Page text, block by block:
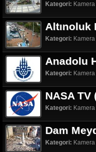
Kategori: Kamera
Altınoluk
Kategori: Kamera
Anadolu
Kategori: Kamera
NASA TV
Kategori: Kamera
Dam
Kategori: Kamera